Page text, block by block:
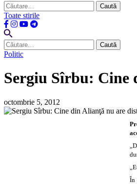
Caută
după:
Toate stirile
Caută
după:
Politic
Sergiu Sîrbu:
octombrie 5, 2012
În